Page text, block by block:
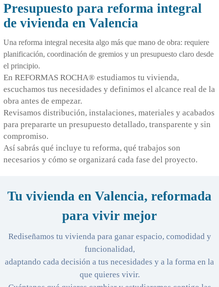
Presupuesto para reforma integral
de vivienda en Valencia
Una reforma integral necesita algo más que mano de obra: requiere
planificación, coordinación de gremios y un presupuesto claro desde
el principio.
En REFORMAS ROCHA® estudiamos tu vivienda,
escuchamos tus necesidades y definimos el alcance real de la
obra antes de empezar.
Revisamos distribución, instalaciones, materiales y acabados
para prepararte un presupuesto detallado, transparente y sin
compromiso.
Así sabrás qué incluye tu reforma, qué trabajos son
necesarios y cómo se organizará cada fase del proyecto.
Tu vivienda en Valencia, reformada
para vivir mejor
Rediseñamos tu vivienda para ganar espacio, comodidad y
funcionalidad,
adaptando cada decisión a tus necesidades y a la forma en la
que quieres vivir.